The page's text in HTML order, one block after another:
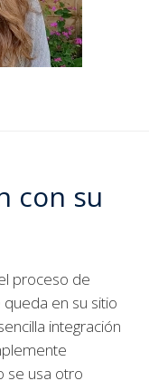
en su sitio
integración
usa otro
es la